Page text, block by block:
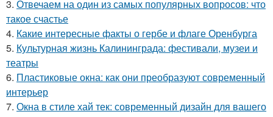
3. Отвечаем на один из самых популярных вопросов: что
такое счастье
4. Какие интересные факты о гербе и флаге Оренбурга
5. Культурная жизнь Калининграда: фестивали, музеи и
театры
6. Пластиковые окна: как они преобразуют современный
интерьер
7. Окна в стиле хай тек: современный дизайн для вашего